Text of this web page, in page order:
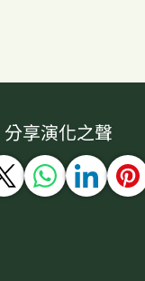
分享演化之聲